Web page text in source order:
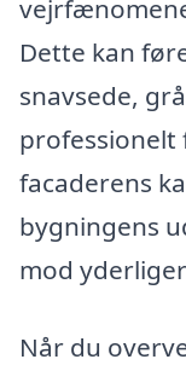
Dette kan
snavsede,
professionelt
facaderens
bygningens
mod
Når du